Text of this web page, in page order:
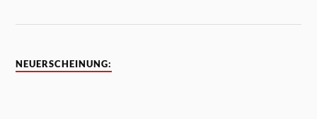
NEUERSCHEINUNG: